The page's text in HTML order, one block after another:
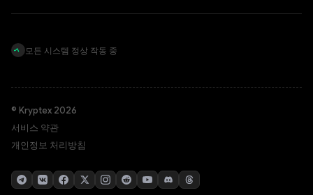
모든 시스템 정상 작동 중
© Kryptex 2026
서비스 약관
개인정보 처리방침